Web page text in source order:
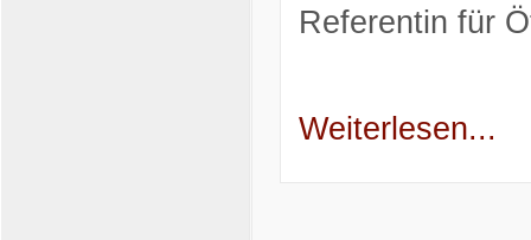
Referentin für
Weiterlesen...